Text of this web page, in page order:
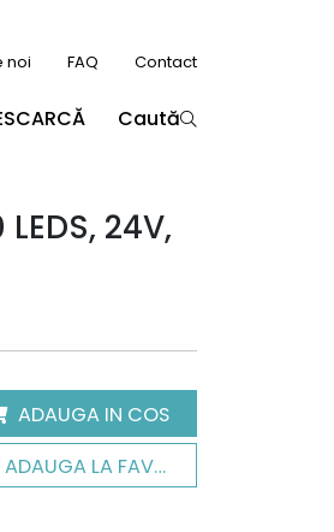
noi FAQ Contact
Caută
24V,
ADAUGA IN COS
ADAUGA LA FAVORITE